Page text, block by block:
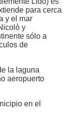
para cerca
y el mar
y
sólo a
de
la laguna
aeropuerto
en el